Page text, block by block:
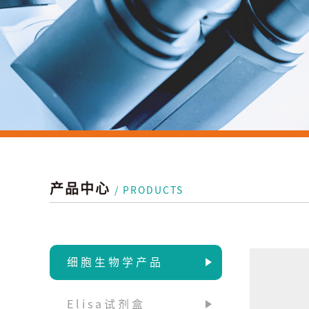
产品中心 / PRODUCTS
细胞生物学产品
Elisa试剂盒